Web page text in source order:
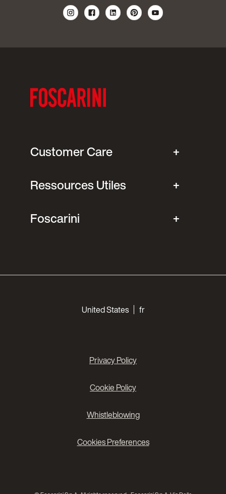
Customer Care
Ressources Utiles
Foscarini
United States fr
Privacy Policy
Cookie Policy
Whistleblowing
Cookies Preferences